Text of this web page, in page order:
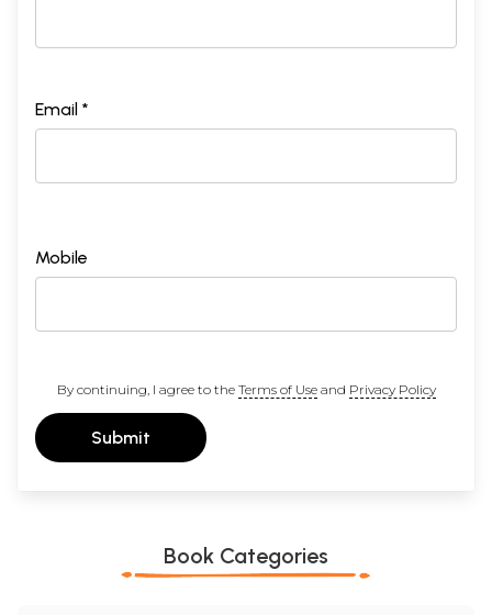
Email *
Mobile
By continuing, I agree to the Terms of Useand Privacy Policy
Submit
Book Categories